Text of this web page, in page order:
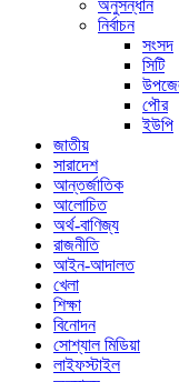
অনুসন্ধান
নির্বাচন
সংসদ
সিটি
পৌর
ইউপি
জাতীয়
সারাদেশ
আন্তর্জাতিক
আলোচিত
অর্থ-বাণিজ্য
রাজনীতি
আইন-আদালত
খেলা
শিক্ষা
বিনোদন
সোশ্যাল মিডিয়া
লাইফস্টাইল